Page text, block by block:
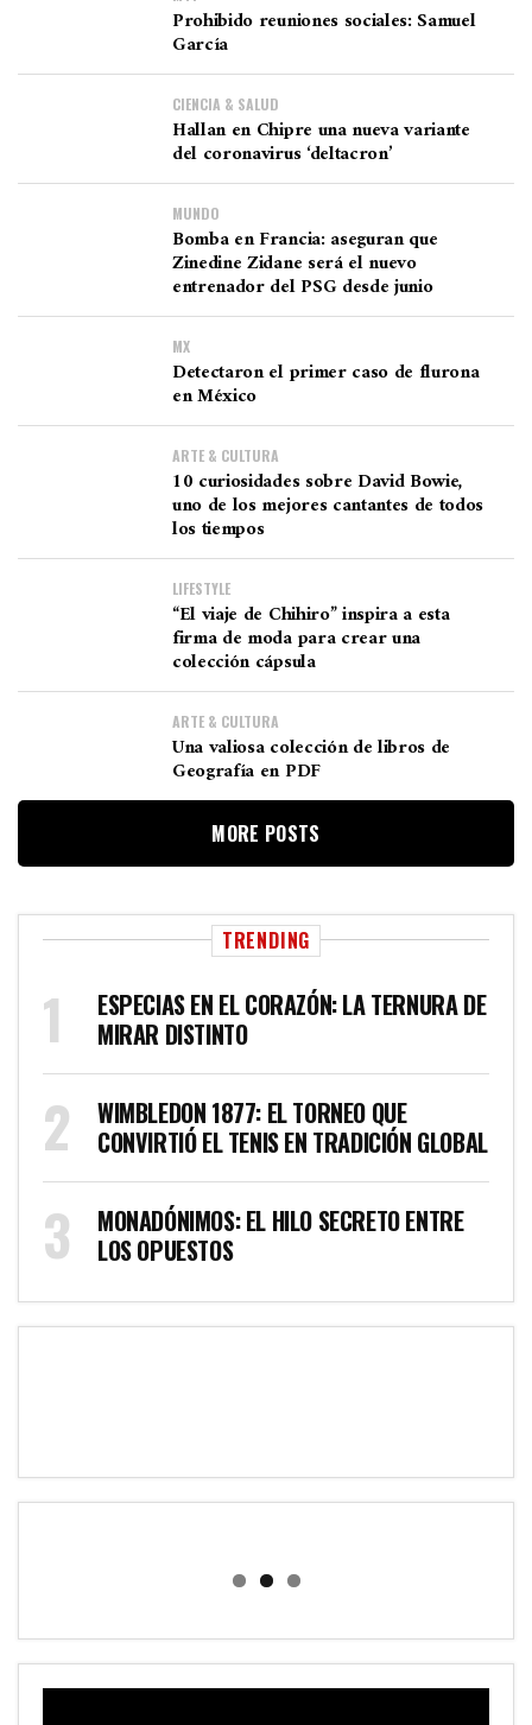
Prohibido reuniones sociales: Samuel
García
CIENCIA & SALUD
Hallan en Chipre una nueva variante
del coronavirus ‘deltacron’
MUNDO
Bomba en Francia: aseguran que
Zinedine Zidane será el nuevo
entrenador del PSG desde junio
MX
Detectaron el primer caso de flurona
en México
ARTE & CULTURA
10 curiosidades sobre David Bowie,
uno de los mejores cantantes de todos
los tiempos
LIFESTYLE
“El viaje de Chihiro” inspira a esta
firma de moda para crear una
colección cápsula
ARTE & CULTURA
Una valiosa colección de libros de
Geografía en PDF
MORE POSTS
TRENDING
ESPECIAS EN EL CORAZÓN: LA TERNURA DE
MIRAR DISTINTO
WIMBLEDON 1877: EL TORNEO QUE
CONVIRTIÓ EL TENIS EN TRADICIÓN GLOBAL
MONADÓNIMOS: EL HILO SECRETO ENTRE
LOS OPUESTOS
R